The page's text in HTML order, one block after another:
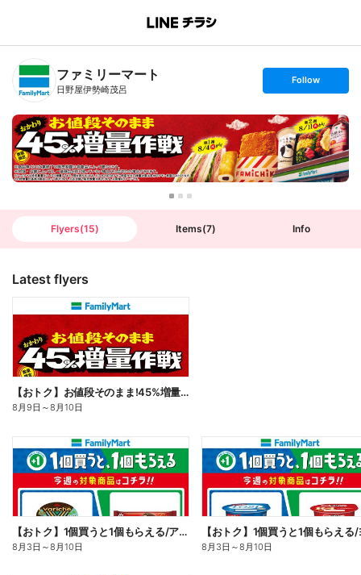
B
n
T
ファミリーマート
日野屋伊勢崎茂呂
s
t
o
l
l
o
w
Follow
Flyers(15) Items(7) Info
Latest flyers
【おトク】お値段そのまま!45%増量作戦!
8月9日 ～8月10日
【おトク】1個買うと1個もらえる/アイス
8月3日 ～8月10日 8月3日 ～8月10日